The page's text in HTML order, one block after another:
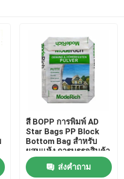
สี BOPP การพิมพ์ AD
Star Bags PP Block
Bottom Bag สําหรับ
ผสมแห้ง การบรรจุสินค้า
ส่งคำถาม